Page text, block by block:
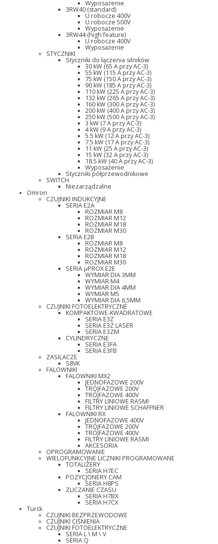
Wyposażenie
3RW40 (standard)
U robocze 400V
U robocze 500V
Wyposażenie
3RW44 (high feature)
U robocze 400V
Wyposażenie
STYCZNIKI
Styczniki do łączenia silników
30 kW (65 A przy AC-3)
55 kW (115 A przy AC-3)
75 kW (150 A przy AC-3)
90 kW (185 A przy AC-3)
110 kW (225 A przy AC-3)
132 kW (265 A przy AC-3)
160 kW (300 A przy AC-3)
200 kW (400 A przy AC-3)
250 kW (500 A przy AC-3)
3 kW (7 A przy AC-3)
4 kW (9 A przy AC-3)
5.5 kW (12 A przy AC-3)
7.5 kW (17 A przy AC-3)
11 kW (25 A przy AC-3)
15 kW (32 A przy AC-3)
18.5 kW (40 A przy AC-3)
Wyposażenie
Styczniki półprzewodnikowe
SWITCH
Niezarządzalne
Omron
CZUJNIKI INDUKCYJNE
SERIA E2A
ROZMIAR M8
ROZMIAR M12
ROZMIAR M18
ROZMIAR M30
SERIA E2B
ROZMIAR M8
ROZMIAR M12
ROZMIAR M18
ROZMIAR M30
SERIA µPROX E2E
WYMIAR DIA 3MM
WYMIAR M4
WYMIAR DIA 4MM
WYMIAR M5
WYMIAR DIA 6,5MM
CZUJNIKI FOTOELEKTRYCZNE
KOMPAKTOWE-KWADRATOWE
SERIA E3Z
SERIA E3Z LASER
SERIA E3ZM
CYLINDRYCZNE
SERIA E3FA
SERIA E3FB
ZASILACZE
S8VK
FALOWNIKI
FALOWNIKI MX2
JEDNOFAZOWE 200V
TRÓJFAZOWE 200V
TRÓJFAZOWE 400V
FILTRY LINIOWE RASMI
FILTRY LINIOWE SCHAFFNER
FALOWNIKI RX
JEDNOFAZOWE 400V
TRÓJFAZOWE 200V
TRÓJFAZOWE 400V
FILTRY LINIOWE RASMI
AKCESORIA
OPROGRAMOWANIE
WIELOFUNKCYJNE LICZNIKI PROGRAMOWANE
TOTALIZERY
SERIA H7EC
POZYCJONERY CAM
SERIA H8PS
ZLICZANIE CZASU
SERIA H7BX
SERIA H7CX
Turck
CZUJNIKI BEZPRZEWODOWE
CZUJNIKI CIŚNIENIA
CZUJNIKI FOTOELEKTRYCZNE
SERIA L \ M \ V
SERIA Q